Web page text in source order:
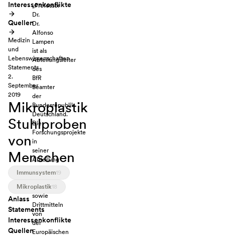
Interessenkonflikte
Quellen
Medizin
und
Lebenswissenschaften
Statements
2.
September
2019
Mikroplastik
Stuhlproben
von
Menschen
Immunsystem19
Mikroplastik18
Anlass
Statements
Interessenkonflikte
Quellen
„Professor
Dr.
Dr.
Alfonso
Lampen
ist als
Abteilungsleiter
des
BfR
Beamter
der
Bundesrepublik
Deutschland.
Die
Forschungsprojekte
in
seiner
Abteilung
mit
Hausmitteln
sowie
Drittmitteln
von
der
Europäischen